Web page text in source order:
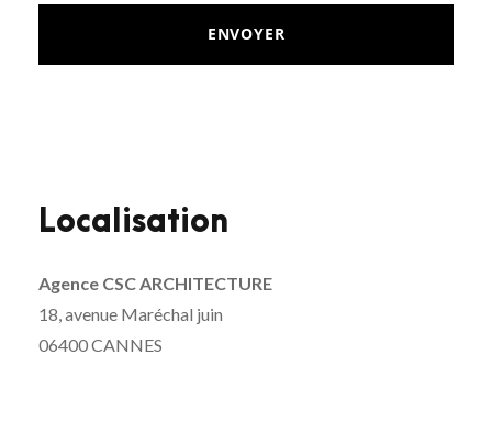
Localisation
Agence CSC ARCHITECTURE
18, avenue Maréchal juin
06400 CANNES